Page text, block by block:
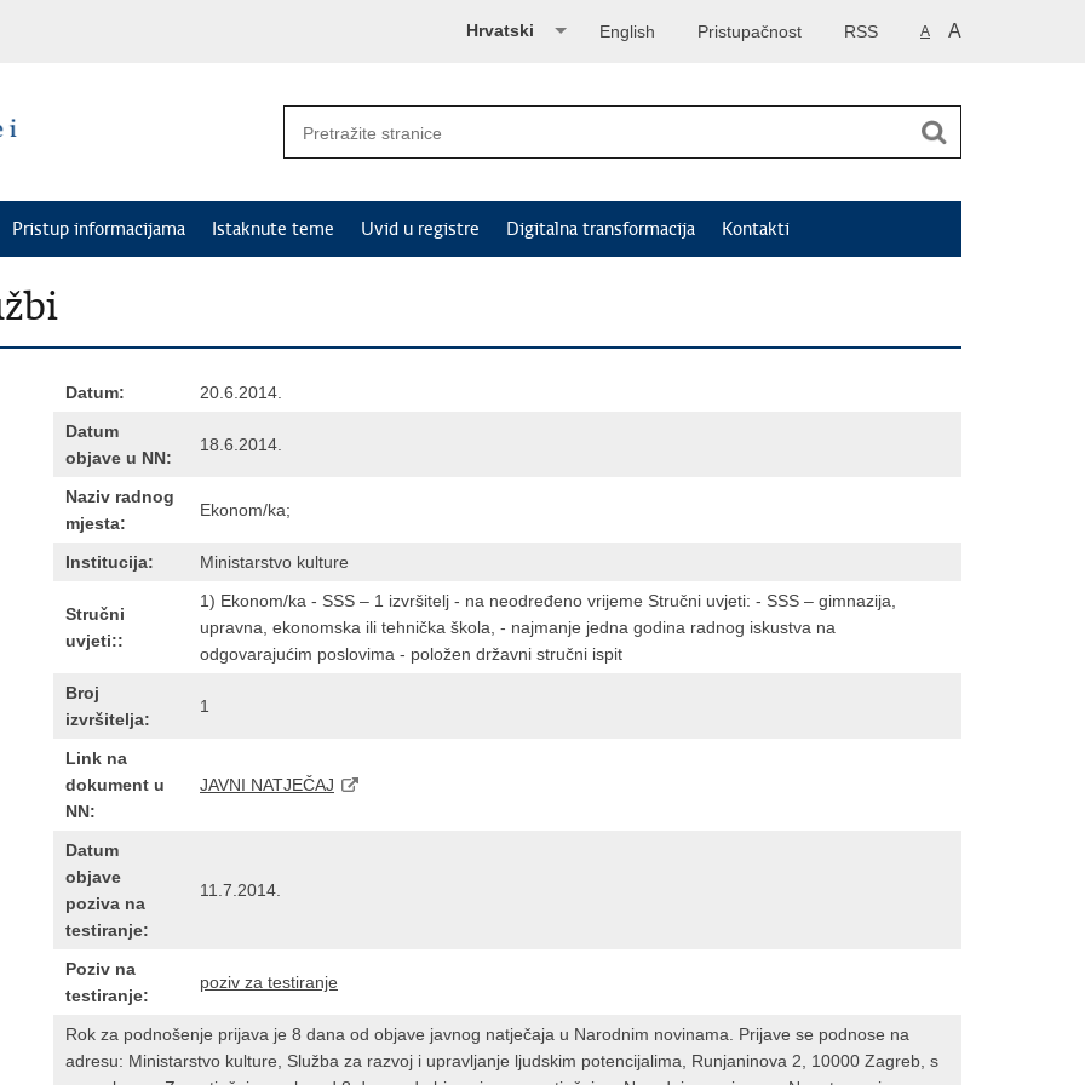
A A
RSS
Pristupačnost
English
Hrvatski
Pristup informacijama Istaknute teme Uvid u registre Digitalna transformacija Kontakti
Datum:
20.6.2014.
Datum
objave u NN:
18.6.2014.
Naziv radnog
mjesta:
Ekonom/ka;
Institucija: Ministarstvo kulture
Stručni
uvjeti::
1) Ekonom/ka - SSS – 1 izvršitelj - na neodređeno vrijeme Stručni uvjeti: - SSS – gimnazija,
upravna, ekonomska ili tehnička škola, - najmanje jedna godina radnog iskustva na
odgovarajućim poslovima - položen državni stručni ispit
Broj
izvršitelja:
1
Link na
dokument u
NN:
JAVNI NATJEČAJ
Datum
objave
poziva na
testiranje:
11.7.2014.
Poziv na
testiranje:
poziv za testiranje
Rok za podnošenje prijava je 8 dana od objave javnog natječaja u Narodnim novinama. Prijave se podnose na
adresu: Ministarstvo kulture, Služba za razvoj i upravljanje ljudskim potencijalima, Runjaninova 2, 10000 Zagreb, s